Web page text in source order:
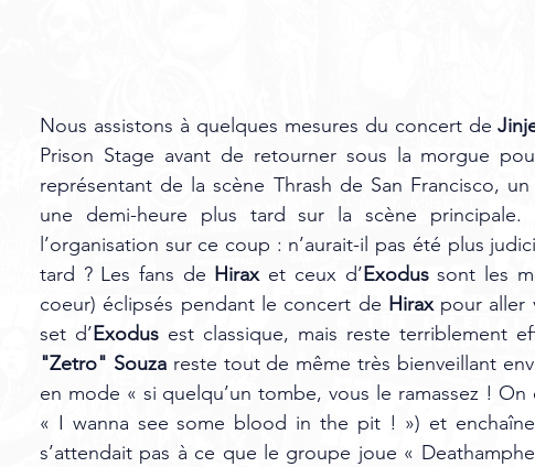
Nous assistons à quelques mesures du concert de
Prison Stage avant de retourner sous la morgue
représentant de la scène Thrash de San Francisco,
une demi-heure plus tard sur la scène
l’organisation sur ce coup : n’aurait-il pas été plus
tard ? Les fans de Hirax et ceux d’Exodus sont les
coeur) éclipsés pendant le concert de Hirax pour aller
set d’Exodus est classique, mais reste terriblement
"Zetro" Souza reste tout de même très bienveillant
en mode « si quelqu’un tombe, vous le ramassez !
« I wanna see some blood in the pit ! ») et
s’attendait pas à ce que le groupe joue «